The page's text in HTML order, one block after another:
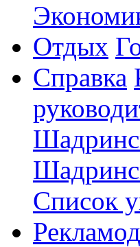
Отдых
Справка
Список